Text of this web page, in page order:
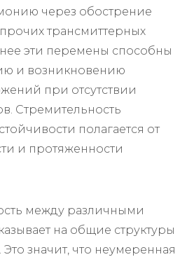
через обострение
трансмиттерных
эти перемены способны
и возникновению
при отсутствии
Стремительность
полагается от
и протяженности
между различными
на общие структуры
значит, что неумеренная